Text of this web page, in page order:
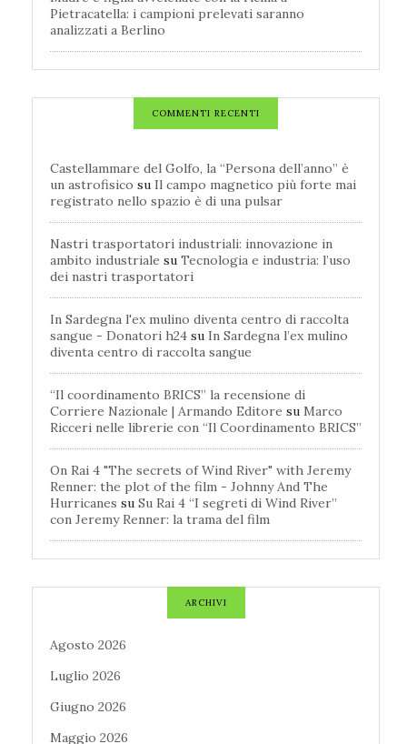
Pietracatella: i campioni prelevati saranno
analizzati a Berlino
COMMENTI RECENTI
Castellammare del Golfo, la “Persona dell’anno” è
un astrofisico su Il campo magnetico più forte mai
registrato nello spazio è di una pulsar
Nastri trasportatori industriali: innovazione in
ambito industriale su Tecnologia e industria: l’uso
dei nastri trasportatori
In Sardegna l'ex mulino diventa centro di raccolta
sangue - Donatori h24 su In Sardegna l’ex mulino
diventa centro di raccolta sangue
“Il coordinamento BRICS” la recensione di
Corriere Nazionale | Armando Editore su Marco
Ricceri nelle librerie con “Il Coordinamento BRICS”
On Rai 4 "The secrets of Wind River" with Jeremy
Renner: the plot of the film - Johnny And The
Hurricanes su Su Rai 4 “I segreti di Wind River”
con Jeremy Renner: la trama del film
ARCHIVI
Agosto 2026
Luglio 2026
Giugno 2026
Maggio 2026